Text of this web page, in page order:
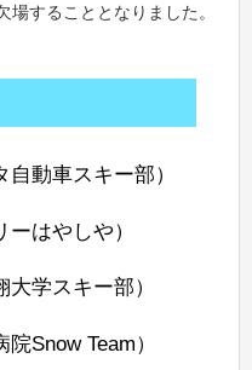
することとなりました。
自動車スキー部）
ーはやしや）
大学スキー部）
Snow Team）